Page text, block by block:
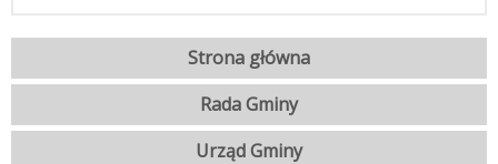
Strona główna
Rada Gminy
Urząd Gminy